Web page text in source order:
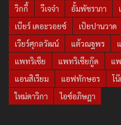
วิกกี้
วีเจจ๋า อั้มพัชราภา
เบียร์ เดอะวอยซ์
เป้ยปานวาด
เวียร์ศุกลวัฒน์
แต้วณฐพร
แพทริเซีย
แพทริเซียกู๊ด แ
แอนสิเรียม
แอฟทักษอร โ
ใหม่ดาวิกา
ไอซ์อภิษฎา